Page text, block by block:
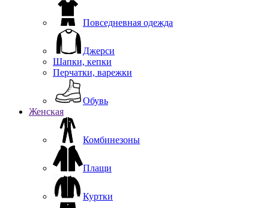
Повседневная одежда
Джерси
Шапки, кепки
Перчатки, варежки
Обувь
Женская
Комбинезоны
Плащи
Куртки